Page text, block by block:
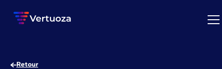
Retour